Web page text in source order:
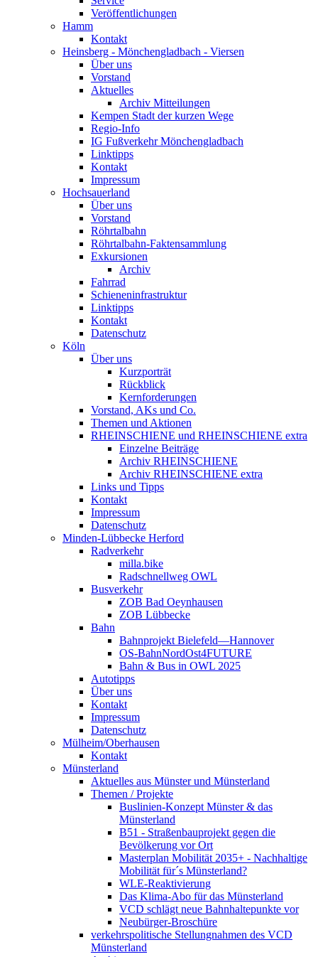
Veröffentlichungen
Hamm
Kontakt
Heinsberg - Mönchengladbach - Viersen
Über uns
Vorstand
Aktuelles
Archiv Mitteilungen
Kempen Stadt der kurzen Wege
Regio-Info
IG Fußverkehr Mönchengladbach
Linktipps
Kontakt
Impressum
Hochsauerland
Über uns
Vorstand
Röhrtalbahn
Röhrtalbahn-Faktensammlung
Exkursionen
Archiv
Fahrrad
Schieneninfrastruktur
Linktipps
Kontakt
Datenschutz
Köln
Über uns
Kurzporträt
Rückblick
Kernforderungen
Vorstand, AKs und Co.
Themen und Aktionen
RHEINSCHIENE und RHEINSCHIENE extra
Einzelne Beiträge
Archiv RHEINSCHIENE
Archiv RHEINSCHIENE extra
Links und Tipps
Kontakt
Impressum
Datenschutz
Minden-Lübbecke Herford
Radverkehr
milla.bike
Radschnellweg OWL
Busverkehr
ZOB Bad Oeynhausen
ZOB Lübbecke
Bahn
Bahnprojekt Bielefeld—Hannover
OS-BahnNordOst4FUTURE
Bahn & Bus in OWL 2025
Autotipps
Über uns
Kontakt
Impressum
Datenschutz
Mülheim/Oberhausen
Kontakt
Münsterland
Aktuelles aus Münster und Münsterland
Themen / Projekte
Buslinien-Konzept Münster & das
Münsterland
B51 - Straßenbauprojekt gegen die
Bevölkerung vor Ort
Masterplan Mobilität 2035+ - Nachhaltige
Mobilität für´s Münsterland?
WLE-Reaktivierung
Das Klima-Abo für das Münsterland
VCD schlägt neue Bahnhaltepunkte vor
Neubürger-Broschüre
verkehrspolitische Stellungnahmen des VCD
Münsterland